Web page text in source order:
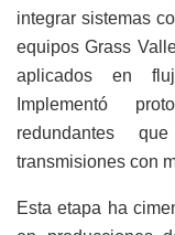
integrar sistemas
equipos Grass
aplicados en
Implementó
redundantes
transmisiones con
Esta etapa ha